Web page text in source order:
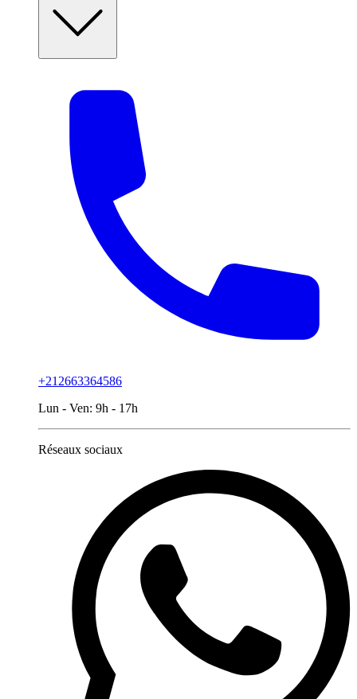
+212663364586
Lun - Ven: 9h - 17h
Réseaux sociaux